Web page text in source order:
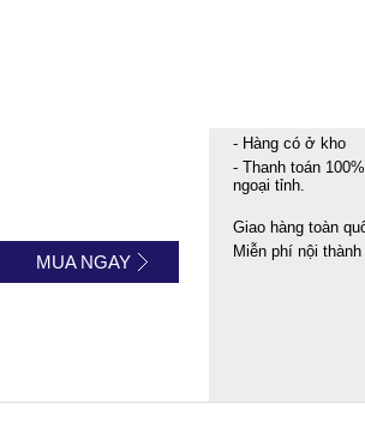
MUA NGAY
- Hàng có ở kho
- Thanh toán
ngoại tỉnh.
Giao hàng toàn
Miễn phí nội thành